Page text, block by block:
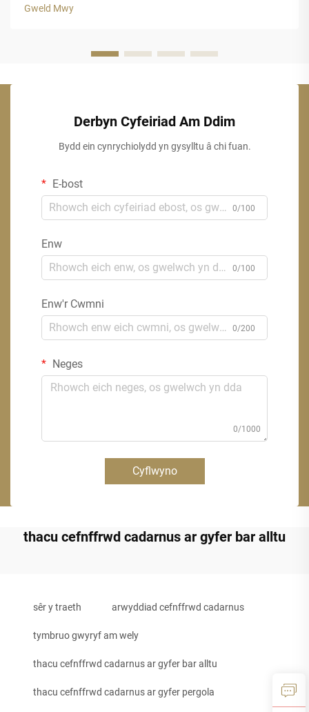
ymddangosiad awdurhaol y traddodiad...
Gweld Mwy
Derbyn Cyfeiriad Am Ddim
Bydd ein cynrychiolydd yn gysylltu â chi fuan.
E-bost
0/100
Enw
0/100
Enw'r Cwmni
0/200
Neges
0/1000
Cyflwyno
thacu cefnffrwd cadarnus ar gyfer bar alltu
sêr y traeth arwyddiad cefnffrwd cadarnus
tymbruo gwyryf am wely
thacu cefnffrwd cadarnus ar gyfer bar alltu
thacu cefnffrwd cadarnus ar gyfer pergola